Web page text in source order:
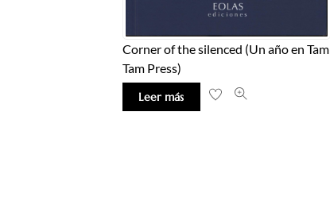
Corner of the silenced (Un año en Tam
Tam Press)
Leer más